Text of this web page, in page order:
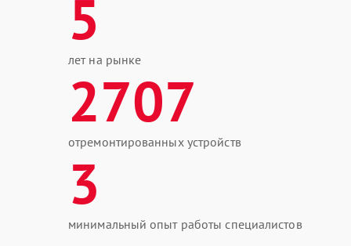
5
лет на рынке
2707
отремонтированных устройств
3
минимальный опыт работы специалистов